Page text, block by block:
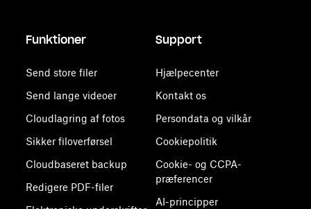
Funktioner
Send store filer
Send lange videoer
Cloudlagring af fotos
Sikker filoverførsel
Cloudbaseret backup
Redigere PDF-filer
Support
Hjælpecenter
Kontakt os
Persondata og vilkår
Cookiepolitik
Cookie- og CCPA-
præferencer
AI-principper